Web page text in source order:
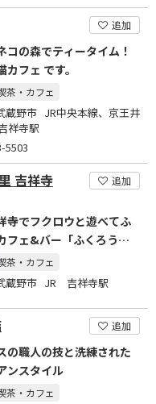
追加
コの森でティータイム！
フェ です。
茶・カフェ
蔵野市 JR中央本線、京王井
祥寺駅
5503
吉祥寺
追加
寺でフクロウと遊べてふ
フェ&バー「ふくろうの
茶・カフェ
蔵野市 JR 吉祥寺駅
追加
の職人の技と洗練された
ンスタイル
茶・カフェ